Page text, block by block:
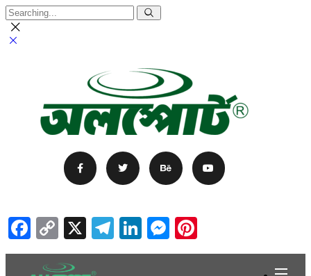
Facebook
Copy
Link
X Telegram
LinkedIn
Messenger